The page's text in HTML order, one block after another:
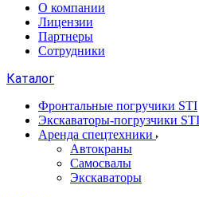
О компании
Лицензии
Партнеры
Сотрудники
Каталог
Фронтальные погручики STI
Экскаваторы-погрузчики STI
Аренда спецтехники
Автокраны
Самосвалы
Экскаваторы